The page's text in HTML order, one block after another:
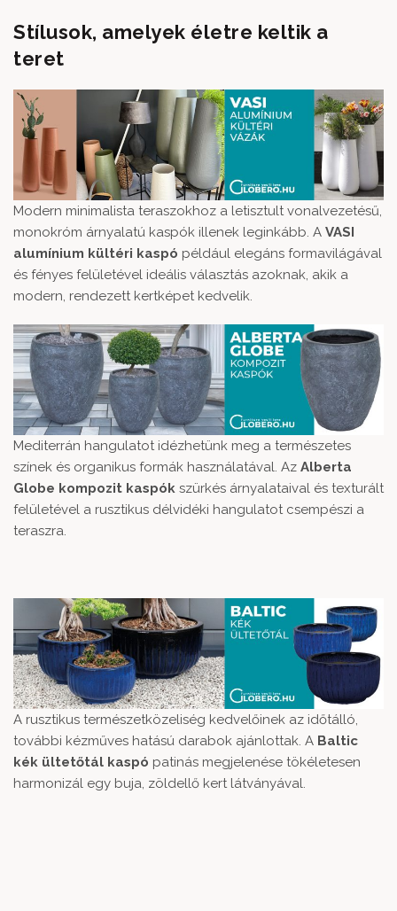
Stílusok, amelyek életre keltik a
teret
Modern minimalista teraszokhoz a letisztult vonalvezetésű,
monokróm árnyalatú kaspók illenek leginkább. A VASI
alumínium kültéri kaspó például elegáns formavilágával
és fényes felületével ideális választás azoknak, akik a
modern, rendezett kertképet kedvelik.
Mediterrán hangulatot idézhetünk meg a természetes
színek és organikus formák használatával. Az Alberta
Globe kompozit kaspók szürkés árnyalataival és texturált
felületével a rusztikus délvidéki hangulatot csempészi a
teraszra.
A rusztikus természetközeliség kedvelőinek az időtálló,
további kézműves hatású darabok ajánlottak. A Baltic
kék ültetőtál kaspó patinás megjelenése tökéletesen
harmonizál egy buja, zöldellő kert látványával.